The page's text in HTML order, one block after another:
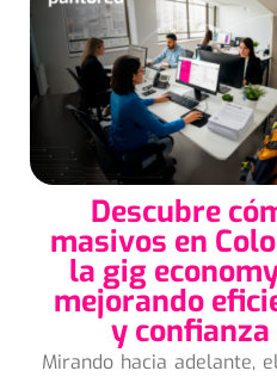
Descubre
masivos en
la gig
mejorando
y
Mirando hacia adelante,